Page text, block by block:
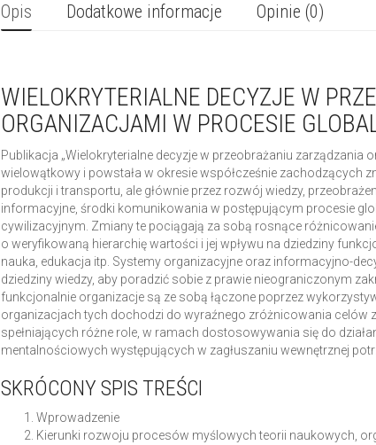
Opis Dodatkowe informacje Opinie (0)
WIELOKRYTERIALNE DECYZJE W
ORGANIZACJAMI W PROCESIE
Publikacja „Wielokryterialne decyzje w przeobrażaniu
wielowątkowy i powstała w okresie współcześnie zachodzących
produkcji i transportu, ale głównie przez rozwój wiedzy,
informacyjne, środki komunikowania w postępującym procesie
cywilizacyjnym. Zmiany te pociągają za sobą rosnące
o weryfikowaną hierarchię wartości i jej wpływu na dziedziny
nauka, edukacja itp. Systemy organizacyjne oraz informacyjno-
dziedziny wiedzy, aby poradzić sobie z prawie nieograniczonym
funkcjonalnie organizacje są ze sobą łączone poprzez
organizacjach tych dochodzi do wyraźnego zróżnicowania
spełniających różne role, w ramach dostosowywania się do
mentalnościowych występujących w zagłuszaniu wewnętrznej
SKRÓCONY SPIS TREŚCI
Wprowadzenie
Kierunki rozwoju procesów myślowych teorii naukowych,